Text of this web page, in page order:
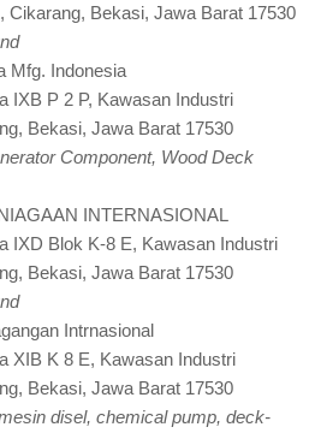
Cikarang, Bekasi, Jawa Barat 17530
Mfg. Indonesia
IXB P 2 P, Kawasan Industri
Bekasi, Jawa Barat 17530
Component, Wood Deck
INTERNASIONAL
IXD Blok K-8 E, Kawasan Industri
Bekasi, Jawa Barat 17530
Intrnasional
XIB K 8 E, Kawasan Industri
Bekasi, Jawa Barat 17530
disel, chemical pump, deck-